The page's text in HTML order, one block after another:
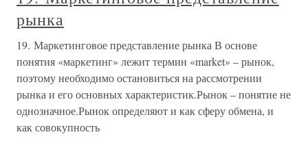
рынка
19. Маркетинговое представление рынка В основе
понятия «маркетинг» лежит термин «market» – рынок,
поэтому необходимо остановиться на рассмотрении
рынка и его основных характеристик.Рынок – понятие не
однозначное.Рынок определяют и как сферу обмена, и
как совокупность